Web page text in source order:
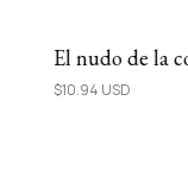
El nudo de la
$10.94 USD